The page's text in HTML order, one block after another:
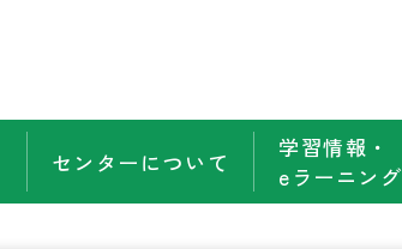
センターについて
学習情報・
eラーニング